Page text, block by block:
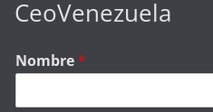
CeoVenezuela
Nombre*